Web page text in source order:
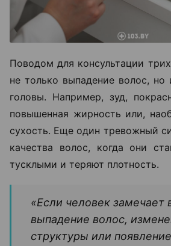
Поводом для консультации
не только выпадение волос,
головы. Например, зуд,
повышенная жирность или,
сухость. Еще один тревожный
качества волос, когда они
тусклыми и теряют плотность.
«Если человек замечает
выпадение волос,
структуры или